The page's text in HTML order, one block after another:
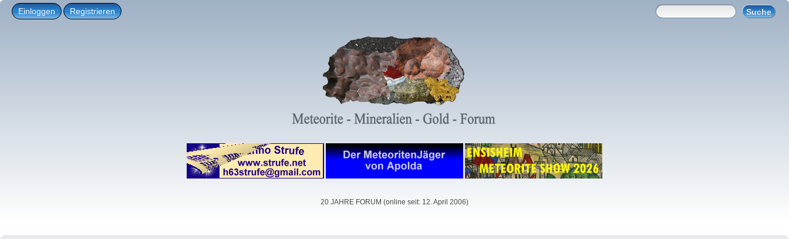
Einloggen Registrieren
20 JAHRE FORUM (online seit: 12. April 2006)